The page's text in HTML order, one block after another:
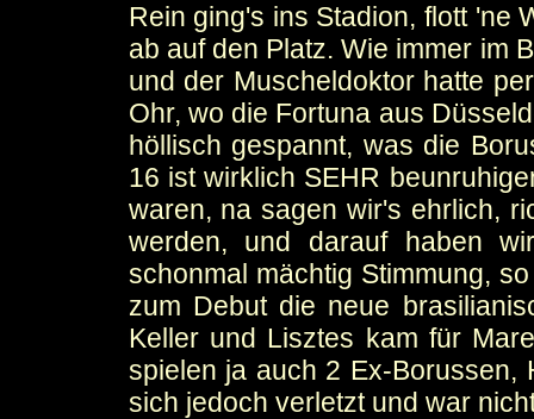
Rein ging's ins Stadion, flott 'ne
ab auf den Platz. Wie immer im
und der Muscheldoktor hatte
Ohr, wo die Fortuna aus
höllisch gespannt, was die
16 ist wirklich SEHR
waren, na sagen wir's ehrlich,
werden, und darauf haben
schonmal mächtig Stimmung,
zum Debut die neue
Keller und Lisztes kam für
spielen ja auch 2 Ex-Borussen,
sich jedoch verletzt und war